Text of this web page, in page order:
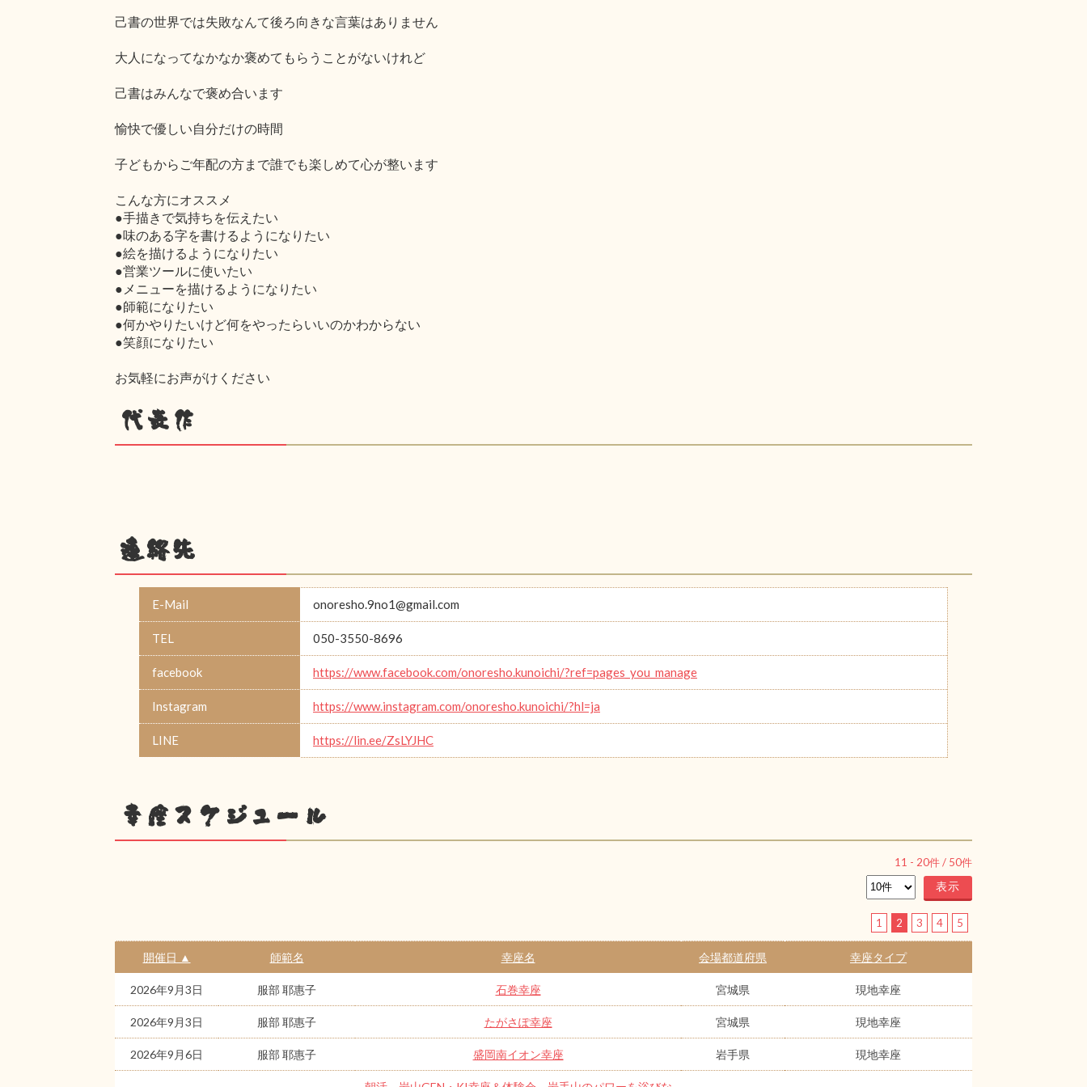
己書の世界では失敗なんて後ろ向きな言葉はありません
大人になってなかなか褒めてもらうことがないけれど
己書はみんなで褒め合います
愉快で優しい自分だけの時間
子どもからご年配の方まで誰でも楽しめて心が整います
こんな方にオススメ
●手描きで気持ちを伝えたい
●味のある字を書けるようになりたい
●絵を描けるようになりたい
●営業ツールに使いたい
●メニューを描けるようになりたい
●師範になりたい
●何かやりたいけど何をやったらいいのかわからない
●笑顔になりたい
お気軽にお声がけください
代表作
連絡先
E-Mail onoresho.9no1@gmail.com
TEL 050-3550-8696
facebook https://www.facebook.com/onoresho.kunoichi/?ref=pages_you_manage
Instagram https://www.instagram.com/onoresho.kunoichi/?hl=ja
LINE https://lin.ee/ZsLYJHC
幸座スケジュール
11 - 20件 / 50件
1 2 3 4 5
開催日 ▲ 師範名 幸座名 会場都道府県 幸座タイプ
2026年9月3日 服部 耶惠子 石巻幸座 宮城県 現地幸座
2026年9月3日 服部 耶惠子 たがさぽ幸座 宮城県 現地幸座
2026年9月6日 服部 耶惠子 盛岡南イオン幸座 岩手県 現地幸座